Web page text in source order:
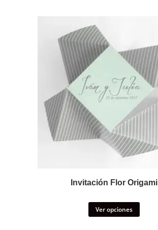
Invitación Flor Origami
Ver opciones